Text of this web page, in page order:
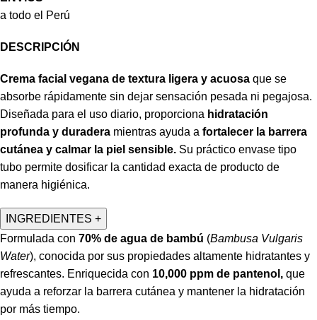
a todo el Perú
DESCRIPCIÓN
Crema facial vegana de textura ligera y acuosa que se
absorbe rápidamente sin dejar sensación pesada ni pegajosa.
Diseñada para el uso diario, proporciona hidratación
profunda y duradera mientras ayuda a fortalecer la barrera
cutánea y calmar la piel sensible. Su práctico envase tipo
tubo permite dosificar la cantidad exacta de producto de
manera higiénica.
INGREDIENTES +
Formulada con 70% de agua de bambú (Bambusa Vulgaris
Water), conocida por sus propiedades altamente hidratantes y
refrescantes. Enriquecida con 10,000 ppm de pantenol, que
ayuda a reforzar la barrera cutánea y mantener la hidratación
por más tiempo.